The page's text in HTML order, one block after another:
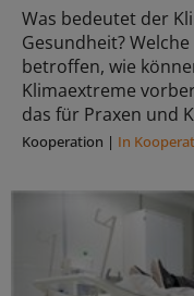
Was bedeutet der
Gesundheit?
betroffen, wie
Klimaextreme
das für Praxen und
Kooperation | In